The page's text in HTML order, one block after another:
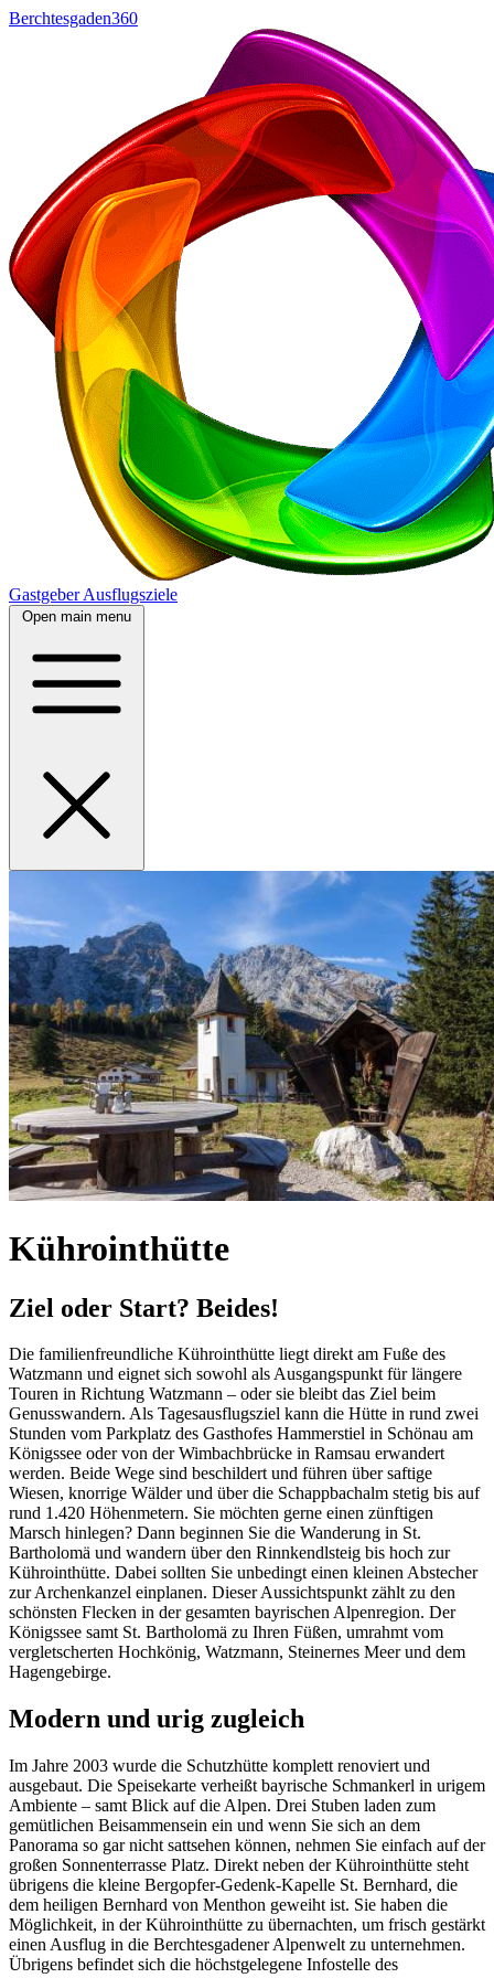
Berchtesgaden360
GastgeberAusflugsziele
Open main menu
Kührointhütte
Ziel oder Start? Beides!
Die familienfreundliche Kührointhütte liegt direkt am Fuße des
Watzmann und eignet sich sowohl als Ausgangspunkt für längere
Touren in Richtung Watzmann – oder sie bleibt das Ziel beim
Genusswandern. Als Tagesausflugsziel kann die Hütte in rund zwei
Stunden vom Parkplatz des Gasthofes Hammerstiel in Schönau am
Königssee oder von der Wimbachbrücke in Ramsau erwandert
werden. Beide Wege sind beschildert und führen über saftige
Wiesen, knorrige Wälder und über die Schappbachalm stetig bis auf
rund 1.420 Höhenmetern. Sie möchten gerne einen zünftigen
Marsch hinlegen? Dann beginnen Sie die Wanderung in St.
Bartholomä und wandern über den Rinnkendlsteig bis hoch zur
Kührointhütte. Dabei sollten Sie unbedingt einen kleinen Abstecher
zur Archenkanzel einplanen. Dieser Aussichtspunkt zählt zu den
schönsten Flecken in der gesamten bayrischen Alpenregion. Der
Königssee samt St. Bartholomä zu Ihren Füßen, umrahmt vom
vergletscherten Hochkönig, Watzmann, Steinernes Meer und dem
Hagengebirge.
Modern und urig zugleich
Im Jahre 2003 wurde die Schutzhütte komplett renoviert und
ausgebaut. Die Speisekarte verheißt bayrische Schmankerl in urigem
Ambiente – samt Blick auf die Alpen. Drei Stuben laden zum
gemütlichen Beisammensein ein und wenn Sie sich an dem
Panorama so gar nicht sattsehen können, nehmen Sie einfach auf der
großen Sonnenterrasse Platz. Direkt neben der Kührointhütte steht
übrigens die kleine Bergopfer-Gedenk-Kapelle St. Bernhard, die
dem heiligen Bernhard von Menthon geweiht ist. Sie haben die
Möglichkeit, in der Kührointhütte zu übernachten, um frisch gestärkt
einen Ausflug in die Berchtesgadener Alpenwelt zu unternehmen.
Übrigens befindet sich die höchstgelegene Infostelle des